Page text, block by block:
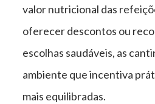
valor nutricional das
oferecer descontos ou
escolhas saudáveis, as
ambiente que incentiva
mais equilibradas.